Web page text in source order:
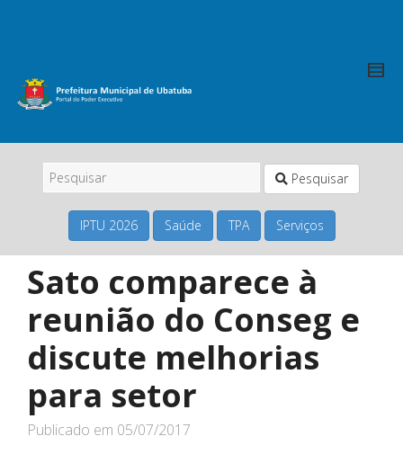
Pesquisar
IPTU 2026 Saúde TPA Serviços
Sato comparece à
reunião do Conseg e
discute melhorias
para setor
Publicado em 05/07/2017